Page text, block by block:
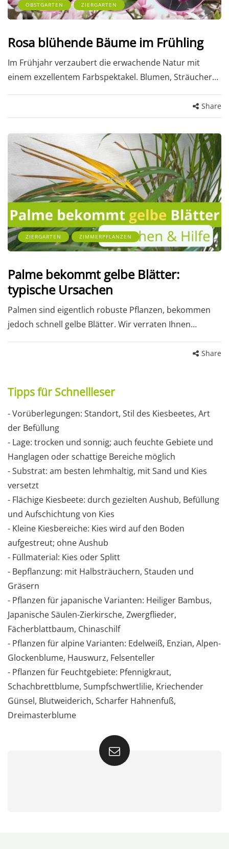
OBSTGARTEN ZIERGARTEN
Rosa blühende Bäume im Frühling
Im Frühjahr verzaubert die erwachende Natur mit
einem exzellentem Farbspektakel. Blumen, Sträucher…
Share
ZIERGARTEN ZIMMERPFLANZEN
Palme bekommt gelbe Blätter:
typische Ursachen
Palmen sind eigentlich robuste Pflanzen, bekommen
jedoch schnell gelbe Blätter. Wir verraten Ihnen…
Share
Tipps für Schnellleser
- Vorüberlegungen: Standort, Stil des Kiesbeetes, Art
der Befüllung
- Lage: trocken und sonnig; auch feuchte Gebiete und
Hanglagen oder schattige Bereiche möglich
- Substrat: am besten lehmhaltig, mit Sand und Kies
versetzt
- Flächige Kiesbeete: durch gezielten Aushub, Befüllung
und Aufschichtung von Kies
- Kleine Kiesbereiche: Kies wird auf den Boden
aufgestreut; ohne Aushub
- Füllmaterial: Kies oder Splitt
- Bepflanzung: mit Halbsträuchern, Stauden und
Gräsern
- Pflanzen für japanische Varianten: Heiliger Bambus,
Japanische Säulen-Zierkirsche, Zwergflieder,
Fächerblattbaum, Chinaschilf
- Pflanzen für alpine Varianten: Edelweiß, Enzian, Alpen-
Glockenblume, Hauswurz, Felsenteller
- Pflanzen für Feuchtgebiete: Pfennigkraut,
Schachbrettblume, Sumpfschwertlilie, Kriechender
Günsel, Blutweiderich, Scharfer Hahnenfuß,
Dreimasterblume